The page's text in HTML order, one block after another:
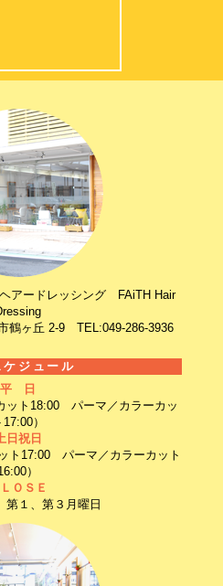
アードレッシング FAiTH Hair
鶴ヶ丘 2-9 TEL:049-286-3936
ケジュール
平 日
ット18:00 パーマ／カラーカッ
17:00）
日祝日
ト17:00 パーマ／カラーカット
）
ＯＳＥ
第１、第３月曜日